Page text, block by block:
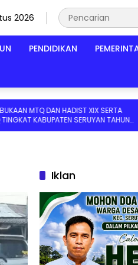
2026
PENDIDIKAN
DAN HADIST XIX SERTA
KABUPATEN SERUYAN TAHUN
KAPOLRES DAN KEJARI
Iklan